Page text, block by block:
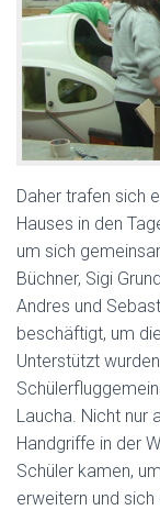
Daher trafen sich
Hauses in den
um sich
Büchner, Sigi
Andres und
beschäftigt, um
Unterstützt
Laucha. Nicht nur
Handgriffe in der
Schüler kamen,
erweitern und sich